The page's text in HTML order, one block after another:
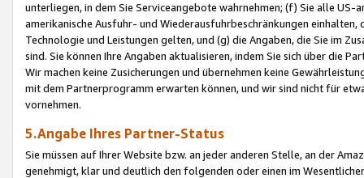
unterliegen, in dem Sie Serviceangebote wahrnehmen; (f) Sie alle
amerikanische Ausfuhr- und Wiederausfuhrbeschränkungen
Technologie und Leistungen gelten, und (g) die Angaben, die Sie im
sind. Sie können Ihre Angaben aktualisieren, indem Sie sich über die
Wir machen keine Zusicherungen und übernehmen keine
mit dem Partnerprogramm erwarten können, und wir sind nicht für
vornehmen.
5.Angabe Ihres Partner-Status
Sie müssen auf Ihrer Website bzw. an jeder anderen Stelle, an der
genehmigt, klar und deutlich den folgenden oder einen im